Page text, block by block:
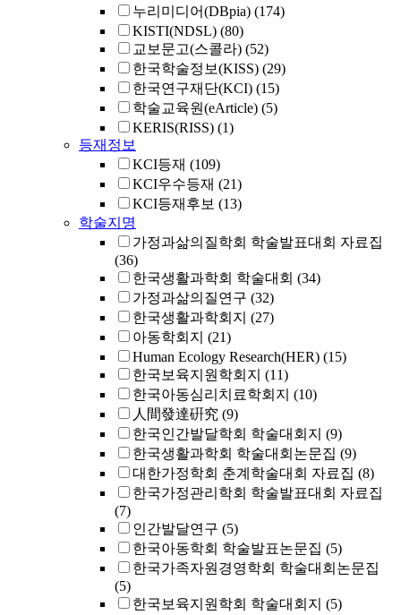
누리미디어(DBpia) (174)
KISTI(NDSL) (80)
교보문고(스콜라) (52)
한국학술정보(KISS) (29)
한국연구재단(KCI) (15)
학술교육원(eArticle) (5)
KERIS(RISS) (1)
등재정보
KCI등재 (109)
KCI우수등재 (21)
KCI등재후보 (13)
학술지명
가정과삶의질학회 학술발표대회 자료집
(36)
한국생활과학회 학술대회 (34)
가정과삶의질연구 (32)
한국생활과학회지 (27)
아동학회지 (21)
Human Ecology Research(HER) (15)
한국보육지원학회지 (11)
한국아동심리치료학회지 (10)
人間發達硏究 (9)
한국인간발달학회 학술대회지 (9)
한국생활과학회 학술대회논문집 (9)
대한가정학회 춘계학술대회 자료집 (8)
한국가정관리학회 학술발표대회 자료집
(7)
인간발달연구 (5)
한국아동학회 학술발표논문집 (5)
한국가족자원경영학회 학술대회논문집
(5)
한국보육지원학회 학술대회지 (5)